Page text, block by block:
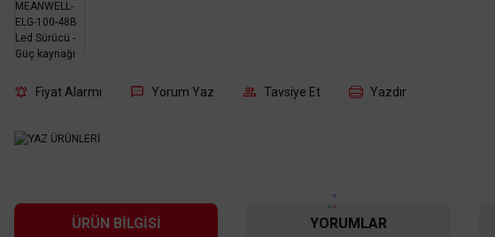
Fiyat Alarmı Yorum Yaz Tavsiye Et Yazdır
ÜRÜN BILGISI YORUMLAR